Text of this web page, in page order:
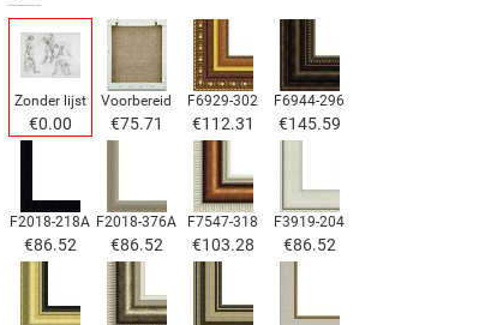
Zonder lijst
€0.00
Voorbereid
€75.71
F6929-302
€112.31
F6944-296
€145.59
F2018-218A
€86.52
F2018-376A
€86.52
F7547-318
€103.28
F3919-204
€86.52